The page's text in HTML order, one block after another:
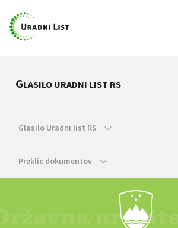
GLASILO URADNI LIST RS
Glasilo Uradni list RS
Preklic dokumentov